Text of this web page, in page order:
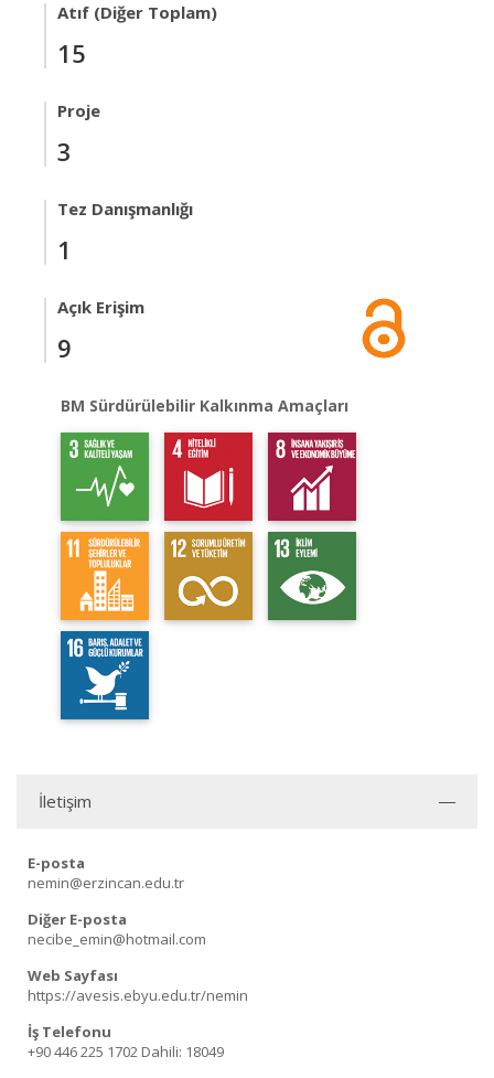
Atıf (Diğer Toplam)
15
Proje
3
Tez Danışmanlığı
1
Açık Erişim
9
BM Sürdürülebilir Kalkınma Amaçları
İletişim
E-posta
nemin@erzincan.edu.tr
Diğer E-posta
necibe_emin@hotmail.com
Web Sayfası
https://avesis.ebyu.edu.tr/nemin
İş Telefonu
+90 446 225 1702 Dahili: 18049